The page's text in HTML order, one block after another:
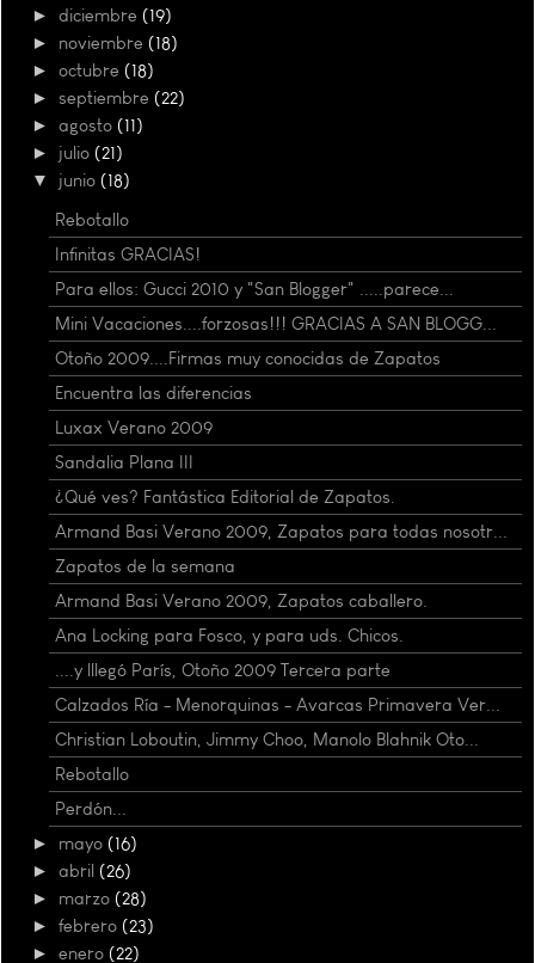
► diciembre (19)
► noviembre (18)
► octubre (18)
► septiembre (22)
► agosto (11)
► julio (21)
▼ junio (18)
Rebotallo
Infinitas GRACIAS!
Para ellos: Gucci 2010 y "San Blogger" .....parece...
Mini Vacaciones....forzosas!!! GRACIAS A SAN BLOGG...
Otoño 2009....Firmas muy conocidas de Zapatos
Encuentra las diferencias
Luxax Verano 2009
Sandalia Plana III
¿Qué ves? Fantástica Editorial de Zapatos.
Armand Basi Verano 2009, Zapatos para todas nosotr...
Zapatos de la semana
Armand Basi Verano 2009, Zapatos caballero.
Ana Locking para Fosco, y para uds. Chicos.
....y lllegó París, Otoño 2009 Tercera parte
Calzados Ría - Menorquinas - Avarcas Primavera Ver...
Christian Loboutin, Jimmy Choo, Manolo Blahnik Oto...
Rebotallo
Perdón...
► mayo (16)
► abril (26)
► marzo (28)
► febrero (23)
► enero (22)